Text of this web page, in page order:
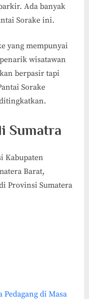
Ada banyak
Sorake ini.
yang mempunyai
wisatawan
berpasir tapi
Sorake
Sumatra
Kabupaten
Barat,
Provinsi Sumatera
di Masa